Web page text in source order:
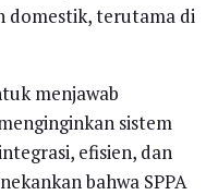
domestik, terutama di
menjawab
sistem
efisien, dan
bahwa SPPA